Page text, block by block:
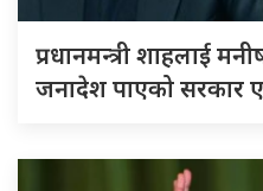
प्रधानमन्त्री शाहलाई
जनादेश पाएको सरकार